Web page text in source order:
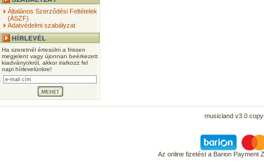
Általános Szerződési Feltételek
(ÁSZF)
Adatvédelmi szabályzat
Ha szeretnél értesülni a frissen
megjelent vagy újonnan beérkezett
kiadványokról, akkor iratkozz fel
napi hírlevelünkre!
musicland v3.0
Az online fizetést a Barion Payment